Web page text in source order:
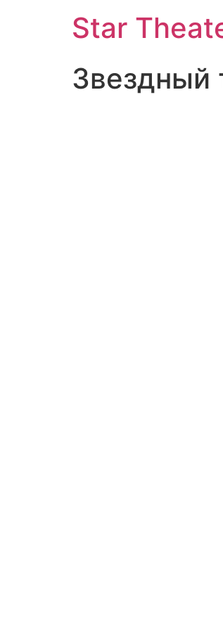
Star
Звездный